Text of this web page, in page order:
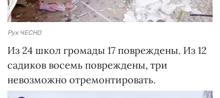
Рух ЧЕСНО
Из 24 школ громады 17 повреждены. Из 12
садиков восемь повреждены, три
невозможно отремонтировать.